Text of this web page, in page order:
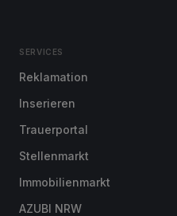
SERVICES
Reklamation
Inserieren
Trauerportal
Stellenmarkt
Immobilienmarkt
AZUBI NRW